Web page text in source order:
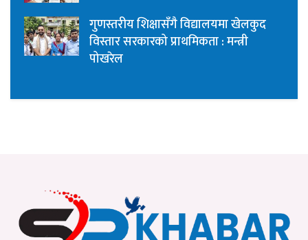
गुणस्तरीय शिक्षासँगै विद्यालयमा खेलकुद
विस्तार सरकारको प्राथमिकता : मन्त्री
पोखरेल